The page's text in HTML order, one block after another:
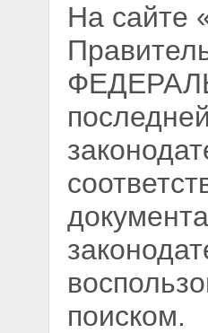
На сайте
поиском.